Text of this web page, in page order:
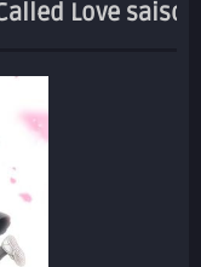
Love